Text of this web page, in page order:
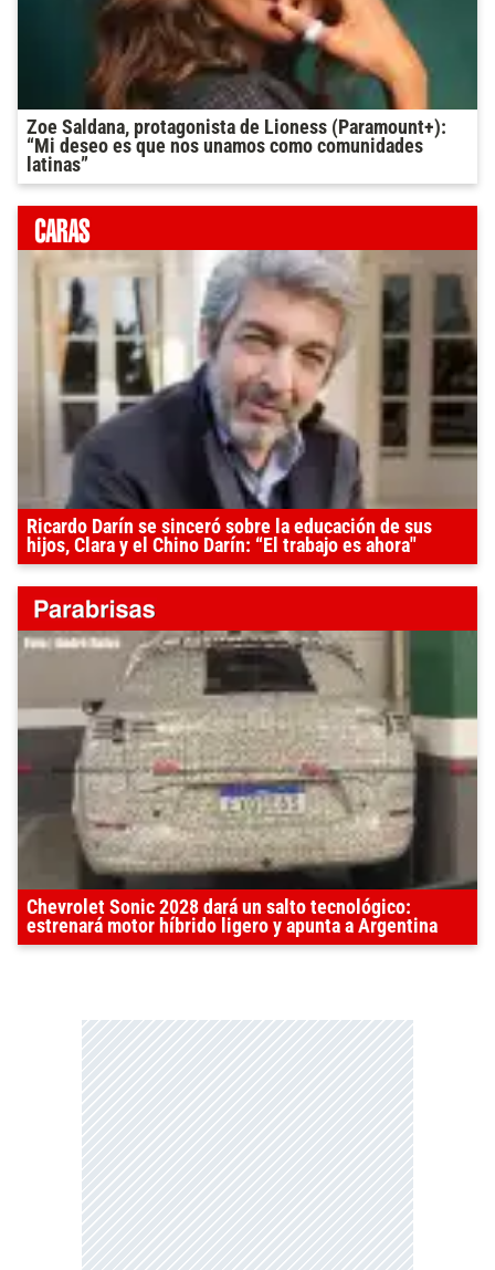
Zoe Saldana, protagonista de Lioness (Paramount+):
“Mi deseo es que nos unamos como comunidades
latinas”
Ricardo Darín se sinceró sobre la educación de sus
hijos, Clara y el Chino Darín: “El trabajo es ahora"
Chevrolet Sonic 2028 dará un salto tecnológico:
estrenará motor híbrido ligero y apunta a Argentina